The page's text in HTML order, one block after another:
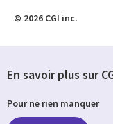
© 2026 CGI inc.
En savoir plus sur
Pour ne rien manquer